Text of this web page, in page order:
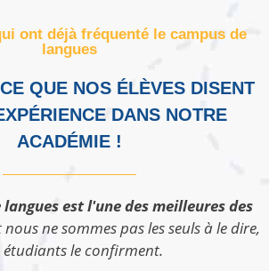
ont déjà fréquenté le campus de
langues
QUE NOS ÉLÈVES DISENT
DANS NOTRE
ACADÉMIE !
est l'une des meilleures des
nous ne sommes pas les seuls à le dire,
étudiants le confirment.